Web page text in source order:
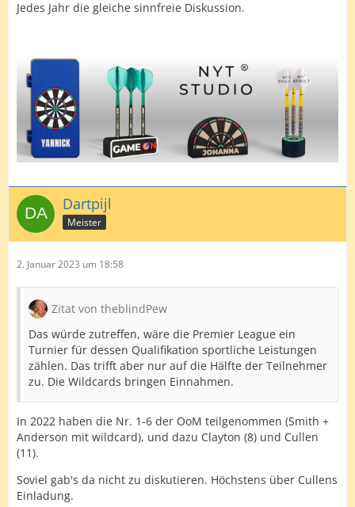
Jedes Jahr die gleiche sinnfreie Diskussion.
Dartpijl
Meister
2. Januar 2023 um 18:58
Zitat von theblindPew
Das würde zutreffen, wäre die Premier League ein
Turnier für dessen Qualifikation sportliche Leistungen
zählen. Das trifft aber nur auf die Hälfte der Teilnehmer
zu. Die Wildcards bringen Einnahmen.
In 2022 haben die Nr. 1-6 der OoM teilgenommen (Smith +
Anderson mit wildcard), und dazu Clayton (8) und Cullen
(11).
Soviel gab's da nicht zu diskutieren. Höchstens über Cullens
Einladung.